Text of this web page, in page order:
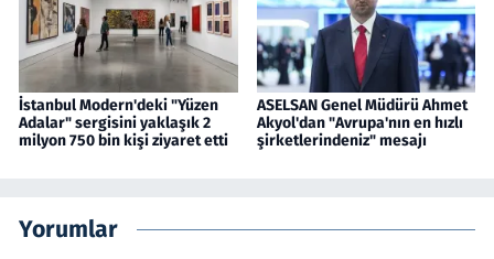
İstanbul Modern'deki "Yüzen
Adalar" sergisini yaklaşık 2
milyon 750 bin kişi ziyaret etti
ASELSAN Genel Müdürü Ahmet
Akyol'dan "Avrupa'nın en hızlı
şirketlerindeniz" mesajı
Yorumlar